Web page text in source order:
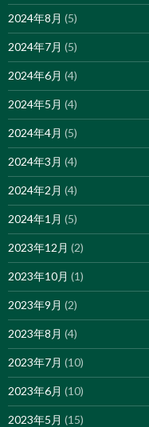
2024年8月 (5)
2024年7月 (5)
2024年6月 (4)
2024年5月 (4)
2024年4月 (5)
2024年3月 (4)
2024年2月 (4)
2024年1月 (5)
2023年12月 (2)
2023年10月 (1)
2023年9月 (2)
2023年8月 (4)
2023年7月 (10)
2023年6月 (10)
2023年5月 (15)